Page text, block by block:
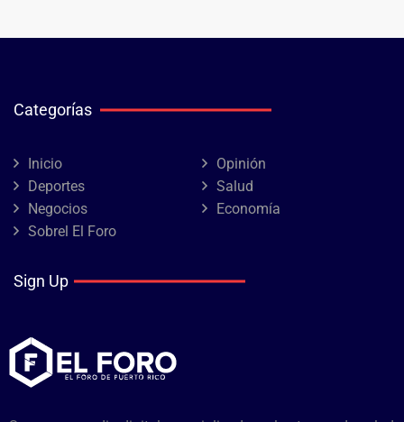
Categorías
Inicio
Opinión
Deportes
Salud
Negocios
Economía
Sobrel El Foro
Sign Up